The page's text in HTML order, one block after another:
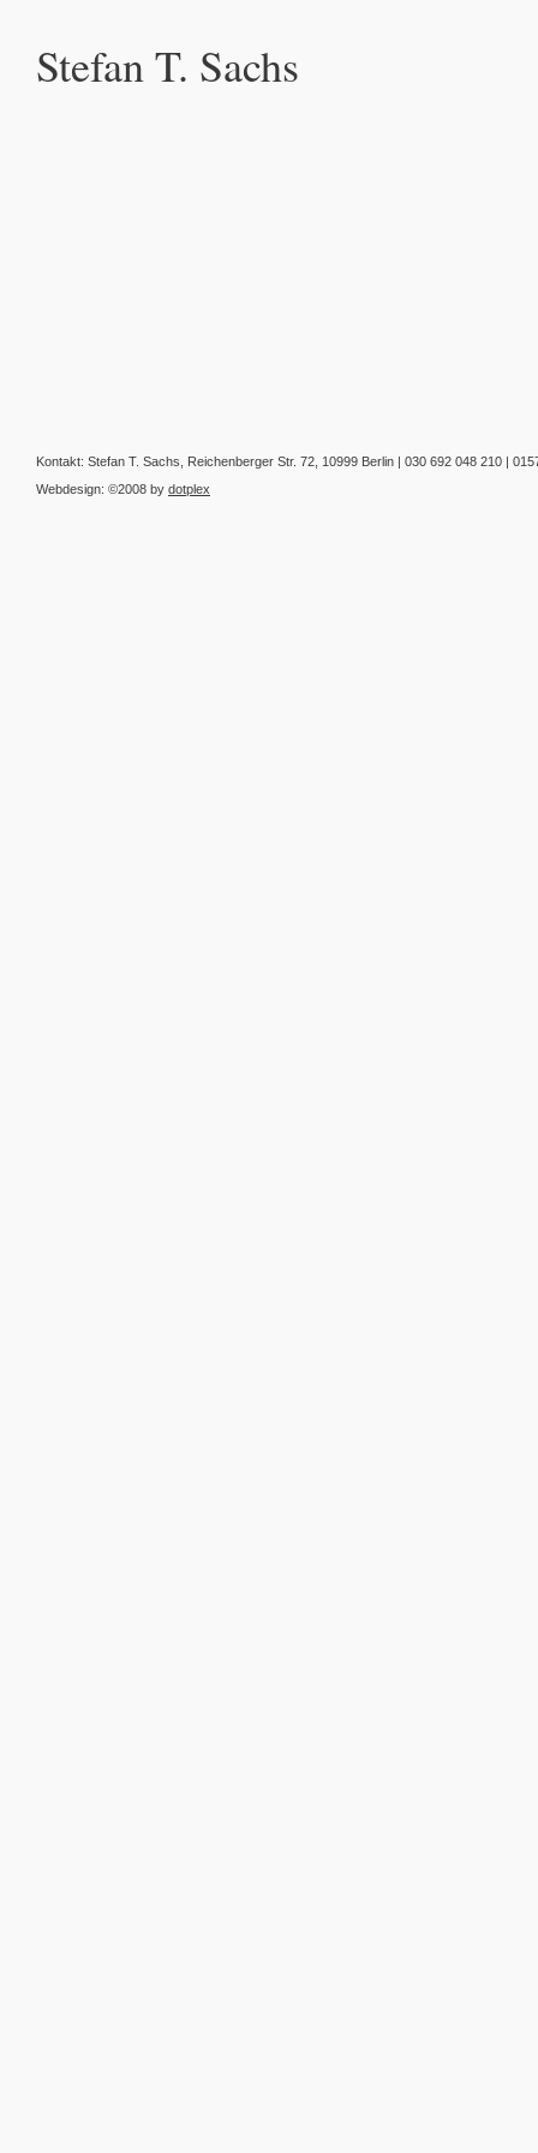
Stefan T. Sachs
Kontakt: Stefan T. Sachs, Reichenberger Str. 72, 10999 Berlin | 030 692 048 210 |
Webdesign: ©2008 by dotplex